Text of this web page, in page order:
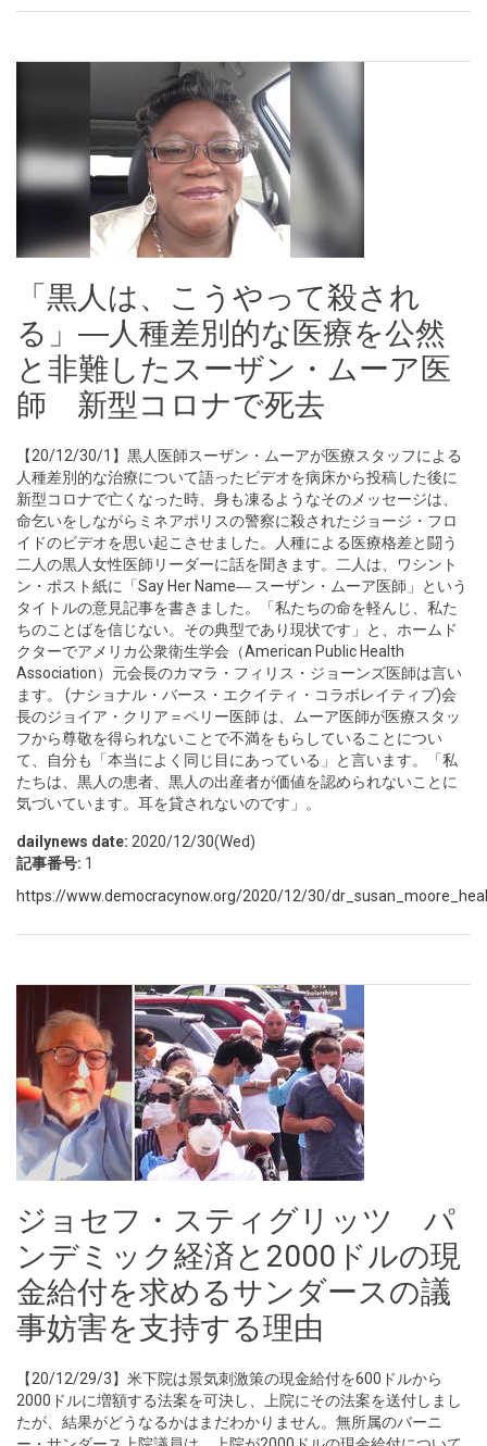
「黒人は、こうやって殺され
る」―人種差別的な医療を公然
と非難したスーザン・ムーア医
師 新型コロナで死去
【20/12/30/1】黒人医師スーザン・ムーアが医療スタッフによる
人種差別的な治療について語ったビデオを病床から投稿した後に
新型コロナで亡くなった時、身も凍るようなそのメッセージは、
命乞いをしながらミネアポリスの警察に殺されたジョージ・フロ
イドのビデオを思い起こさせました。人種による医療格差と闘う
二人の黒人女性医師リーダーに話を聞きます。二人は、ワシント
ン・ポスト紙に「Say Her Name― スーザン・ムーア医師」という
タイトルの意見記事を書きました。「私たちの命を軽んじ、私た
ちのことばを信じない。その典型であり現状です」と、ホームド
クターでアメリカ公衆衛生学会（American Public Health
Association）元会長のカマラ・フィリス・ジョーンズ医師は言い
ます。 (ナショナル・バース・エクイティ・コラボレイティブ)会
長のジョイア・クリア＝ペリー医師 は、ムーア医師が医療スタッ
フから尊敬を得られないことで不満をもらしていることについ
て、自分も「本当によく同じ目にあっている」と言います。「私
たちは、黒人の患者、黒人の出産者が価値を認められないことに
気づいています。耳を貸されないのです」。
dailynews date: 2020/12/30(Wed)
記事番号: 1
https://www.democracynow.org/2020/12/30/
ジョセフ・スティグリッツ パ
ンデミック経済と2000ドルの現
金給付を求めるサンダースの議
事妨害を支持する理由
【20/12/29/3】米下院は景気刺激策の現金給付を600ドルから
2000ドルに増額する法案を可決し、上院にその法案を送付しまし
たが、結果がどうなるかはまだわかりません。無所属のバーニ